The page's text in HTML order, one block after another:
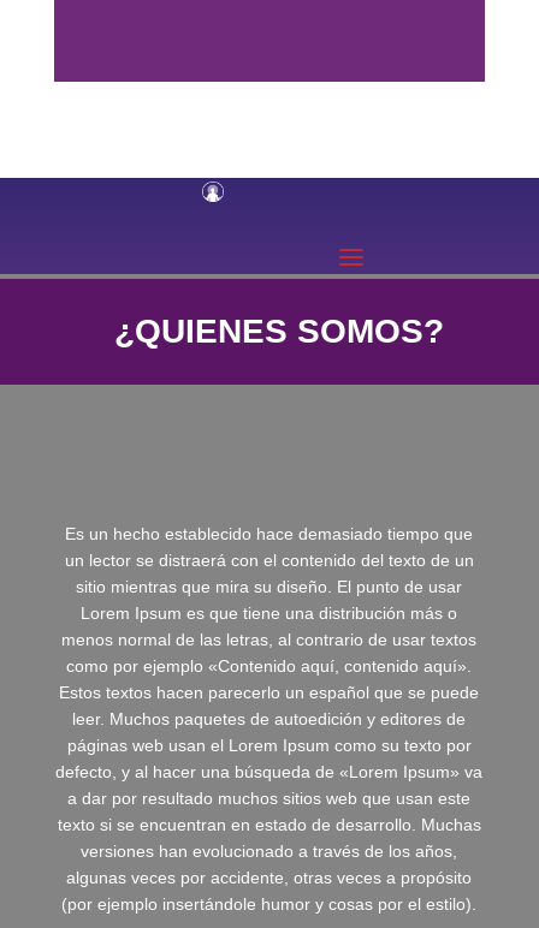
¿QUIENES SOMOS?
Es un hecho establecido hace demasiado tiempo que
un lector se distraerá con el contenido del texto de un
sitio mientras que mira su diseño. El punto de usar
Lorem Ipsum es que tiene una distribución más o
menos normal de las letras, al contrario de usar textos
como por ejemplo «Contenido aquí, contenido aquí».
Estos textos hacen parecerlo un español que se puede
leer. Muchos paquetes de autoedición y editores de
páginas web usan el Lorem Ipsum como su texto por
defecto, y al hacer una búsqueda de «Lorem Ipsum» va
a dar por resultado muchos sitios web que usan este
texto si se encuentran en estado de desarrollo. Muchas
versiones han evolucionado a través de los años,
algunas veces por accidente, otras veces a propósito
(por ejemplo insertándole humor y cosas por el estilo).